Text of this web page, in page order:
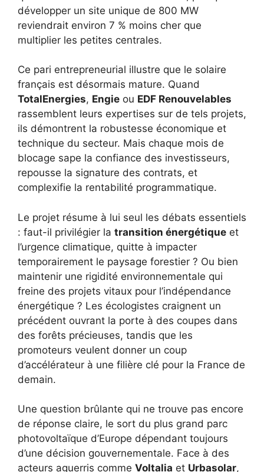
développer un site unique de 800 MW
reviendrait environ 7 % moins cher que
multiplier les petites centrales.
Ce pari entrepreneurial illustre que le solaire
français est désormais mature. Quand
TotalEnergies, Engie ou EDF Renouvelables
rassemblent leurs expertises sur de tels projets,
ils démontrent la robustesse économique et
technique du secteur. Mais chaque mois de
blocage sape la confiance des investisseurs,
repousse la signature des contrats, et
complexifie la rentabilité programmatique.
Le projet résume à lui seul les débats essentiels
: faut-il privilégier la transition énergétique et
l’urgence climatique, quitte à impacter
temporairement le paysage forestier ? Ou bien
maintenir une rigidité environnementale qui
freine des projets vitaux pour l’indépendance
énergétique ? Les écologistes craignent un
précédent ouvrant la porte à des coupes dans
des forêts précieuses, tandis que les
promoteurs veulent donner un coup
d’accélérateur à une filière clé pour la France de
demain.
Une question brûlante qui ne trouve pas encore
de réponse claire, le sort du plus grand parc
photovoltaïque d’Europe dépendant toujours
d’une décision gouvernementale. Face à des
acteurs aguerris comme Voltalia et Urbasolar,